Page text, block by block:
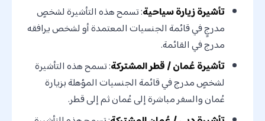
تأشيرة زيارة سياحية: تسمح هذه التأشيرة لشخصٍ
مدرجٍ في قائمة الجنسيات المعتمدة أو لشخص يرافقه
مدرج في القائمة.
تأشيرة عُمان / قطر المشتركة: تسمح هذه التأشيرة
لشخصٍ مدرج في قائمة الجنسيات المؤهلة بزيارة
عُمان والسفر مباشرة إلى عُمان ثم إلى قطر.